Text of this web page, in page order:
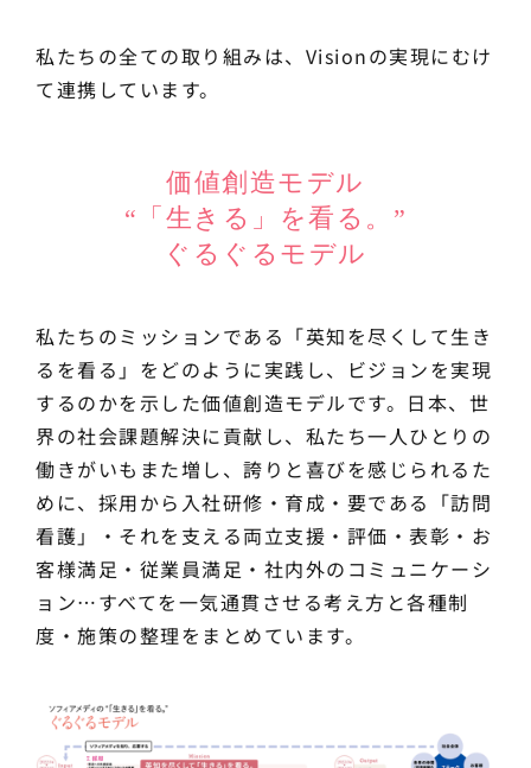
私たちの全ての取り組みは、Visionの実現にむけ
て連携しています。
価値創造モデル
“「生きる」を看る。”
ぐるぐるモデル
私たちのミッションである「英知を尽くして生き
るを看る」をどのように実践し、ビジョンを実現
するのかを示した価値創造モデルです。日本、世
界の社会課題解決に貢献し、私たち一人ひとりの
働きがいもまた増し、誇りと喜びを感じられるた
めに、採用から入社研修・育成・要である「訪問
看護」・それを支える両立支援・評価・表彰・お
客様満足・従業員満足・社内外のコミュニケーシ
ョン…すべてを一気通貫させる考え方と各種制
度・施策の整理をまとめています。